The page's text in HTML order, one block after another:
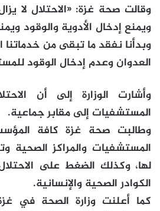
وقالت صحة غزة: «الاحتلال لا
ويمنع إدخال الأدوية والوقود
وبدأنا نفقد ما تبقى من خدماتنا
العدوان وعدم إدخال الوقود
وأشارت الوزارة إلى أن
المستشفيات إلى مقابر جماعية.
وطالبت صحة غزة كافة
المستشفيات والمراكز الصحية
لها، وكذلك الضغط على
الكوادر الصحية والإنسانية.
كما أعلنت وزارة الصحة في